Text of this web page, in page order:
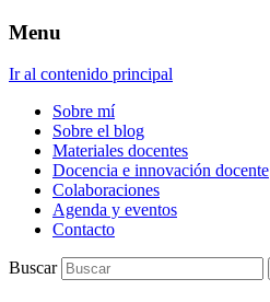
Menu
Ir al contenido principal
Sobre mí
Sobre el blog
Materiales docentes
Docencia e innovación docente
Colaboraciones
Agenda y eventos
Contacto
Buscar